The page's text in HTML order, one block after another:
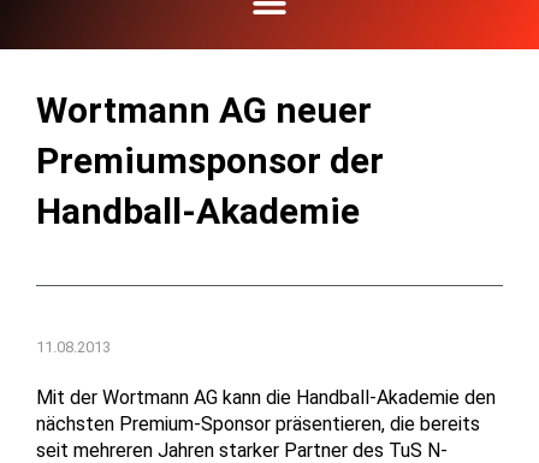
Wortmann AG neuer
Premiumsponsor der
Handball-Akademie
11.08.2013
Mit der Wortmann AG kann die Handball-Akademie den
nächsten Premium-Sponsor präsentieren, die bereits
seit mehreren Jahren starker Partner des TuS N-